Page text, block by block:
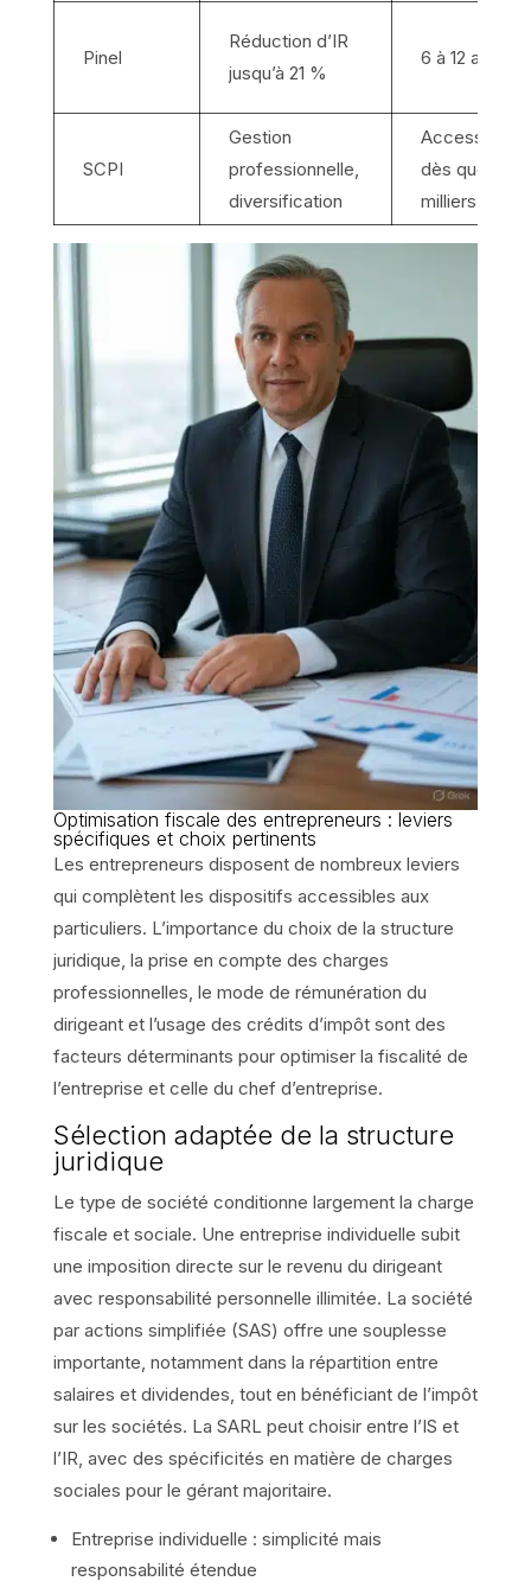
Pinel
Réduction d’IR
jusqu’à 21 %
6 à 12 ans
SCPI
Gestion
professionnelle,
diversification
Accessible
dès quelques
milliers €
Optimisation fiscale des entrepreneurs : leviers
spécifiques et choix pertinents
Les entrepreneurs disposent de nombreux leviers
qui complètent les dispositifs accessibles aux
particuliers. L’importance du choix de la structure
juridique, la prise en compte des charges
professionnelles, le mode de rémunération du
dirigeant et l’usage des crédits d’impôt sont des
facteurs déterminants pour optimiser la fiscalité de
l’entreprise et celle du chef d’entreprise.
Sélection adaptée de la structure
juridique
Le type de société conditionne largement la charge
fiscale et sociale. Une entreprise individuelle subit
une imposition directe sur le revenu du dirigeant
avec responsabilité personnelle illimitée. La société
par actions simplifiée (SAS) offre une souplesse
importante, notamment dans la répartition entre
salaires et dividendes, tout en bénéficiant de l’impôt
sur les sociétés. La SARL peut choisir entre l’IS et
l’IR, avec des spécificités en matière de charges
sociales pour le gérant majoritaire.
Entreprise individuelle : simplicité mais
responsabilité étendue